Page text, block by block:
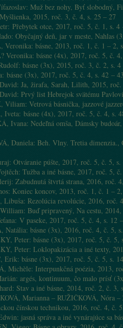
Muž bez nohy, Byť slobodný,
2015, roč. 3, č. 4, s. 25 – 27
Přebytek otce, 2017, roč. 5, č. 1, s. 4
Obyčajný deň, jar v meste, Nahlas
Veronika: básne, 2013, roč. 1, č. 1 – 2,
Veronika: básne (4x), 2017, roč. 5, č.
básne (3x), 2015, roč. 3, č. 2, s. 4
básne (3x), 2017, roč. 5, č. 4, s. 42 – 43
Ja, žirafa, Sarah, Lilith, 2015,
Prvý list Hebrejok svätému
Vetrová básnička, jazzové
Iveta: básne (4x), 2017, roč. 5, č. 4, s.
Ivana: Nedeľná omša, Dámsky
Daniela: Beh. Vlny. Tretia
Otváranie púšte, 2017, roč. 5, č. 5, s.
Tužba a iné básne, 2017, roč. 5,
Zabudnutá štvrtá strana, 2016, roč.
Koniec koncov, 2013, roč. 1, č. 1 –
Libuša: Rezolúcia revolúcie, 2016, roč.
Buď pripravený, Na cestu,
V paseke, 2017, roč. 5, č. 4, s. 12
básne (3x), 2016, roč. 4, č. 5,
Peter: básne (3x), 2017, roč. 5, č. 5,
Peter: Loklopakizácia a iné texty,
Erik: básne (3x), 2017, roč. 5, č. 5, s.
Michèle: Interpunkčná poézia, 2013,
argés, kontinuum, čo malo prísť
Stav a iné básne, 2014, roč. 2, č. 3,
Marianna – RUŽIČKOVÁ, Nóra
čínskou technikou, 2016, roč. 4, č.
jasná správa a iné vynárajúce sa